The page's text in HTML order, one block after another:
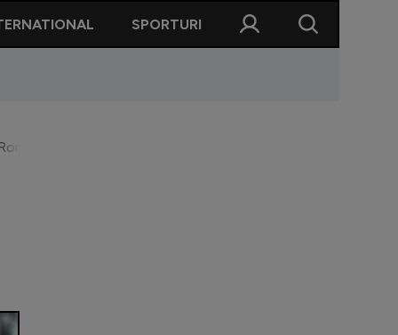
SPORTURI
”Voi continua acolo probabil”